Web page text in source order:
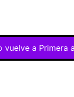
a golpe de